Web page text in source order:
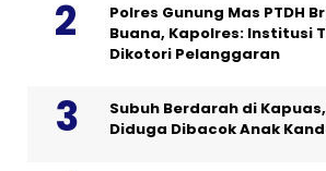
Polres Gunung Mas PTDH
Buana, Kapolres: Institusi
Dikotori Pelanggaran
Subuh Berdarah di
Diduga Dibacok Anak